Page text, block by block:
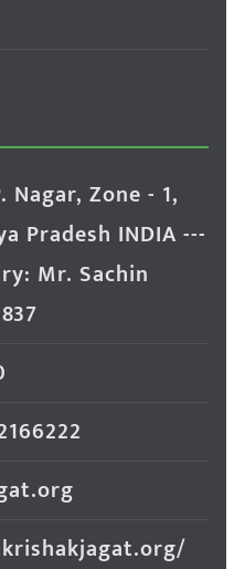
Nagar, Zone - 1,
Pradesh INDIA ---
Mr. Sachin